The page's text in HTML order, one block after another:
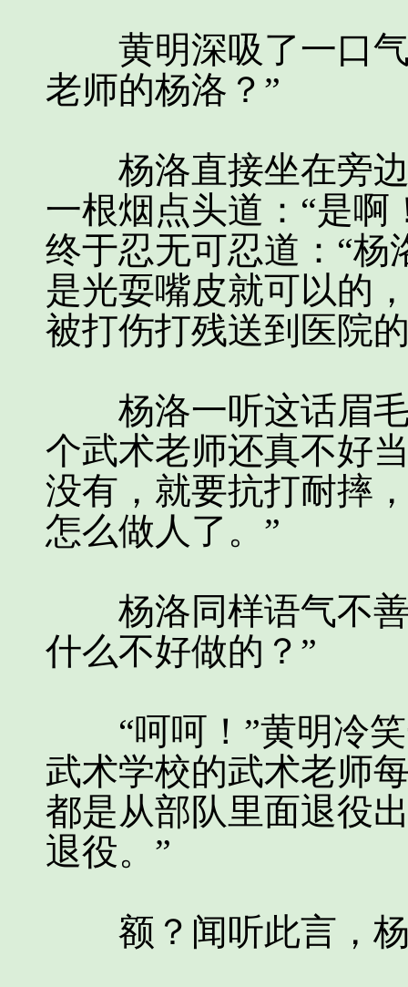
黄明深吸了一口气
老师的杨洛？”
杨洛直接坐在旁边
一根烟点头道：“是啊
终于忍无可忍道：“
是光耍嘴皮就可以的
被打伤打残送到医院
杨洛一听这话眉毛
个武术老师还真不好
没有，就要抗打耐摔
怎么做人了。”
杨洛同样语气不善
什么不好做的？”
“呵呵！”黄明冷笑
武术学校的武术老师
都是从部队里面退役
退役。”
额？闻听此言，杨